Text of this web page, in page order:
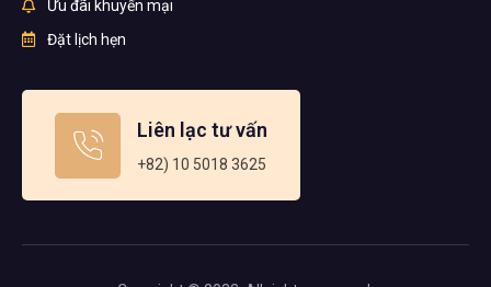
Ưu đãi khuyến mại
Đặt lịch hẹn
Liên lạc tư vấn
+82) 10 5018 3625